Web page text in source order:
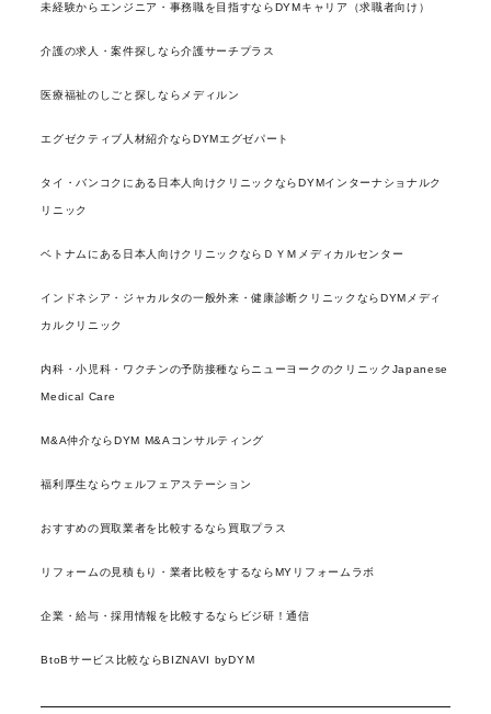
未経験からエンジニア・事務職を目指すならDYMキャリア（求職者向け）
介護の求人・案件探しなら介護サーチプラス
医療福祉のしごと探しならメディルン
エグゼクティブ人材紹介ならDYMエグゼパート
タイ・バンコクにある日本人向けクリニックならDYMインターナショナルク
リニック
ベトナムにある日本人向けクリニックならＤＹＭメディカルセンター
インドネシア・ジャカルタの一般外来・健康診断クリニックならDYMメディ
カルクリニック
内科・小児科・ワクチンの予防接種ならニューヨークのクリニックJapanese
Medical Care
M&A仲介ならDYM M&Aコンサルティング
福利厚生ならウェルフェアステーション
おすすめの買取業者を比較するなら買取プラス
リフォームの見積もり・業者比較をするならMYリフォームラボ
企業・給与・採用情報を比較するならビジ研！通信
BtoBサービス比較ならBIZNAVI byDYM